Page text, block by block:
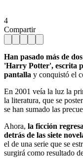
4
Compartir
Han pasado más de
'Harry Potter', escrita
pantalla y conquistó el
En 2001 veía la luz la
la literatura, que se
se han sumado las
Ahora, la ficción
detrás de las siete
el de una serie que se
surgirá como resultado